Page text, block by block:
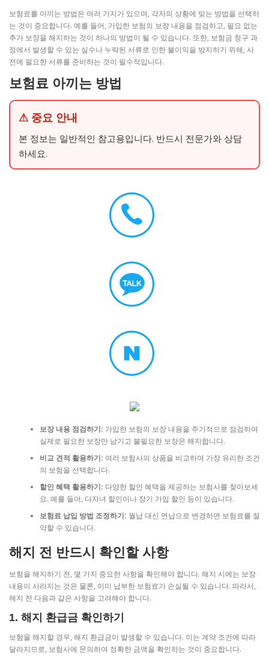
보험료를 아끼는 방법은 여러 가지가 있으며, 각자의 상황에 맞는 방법을 선택하
는 것이 중요합니다. 예를 들어, 가입한 보험의 보장 내용을 점검하고, 필요 없는
추가 보장을 해지하는 것이 하나의 방법이 될 수 있습니다. 또한, 보험금 청구 과
정에서 발생할 수 있는 실수나 누락된 서류로 인한 불이익을 방지하기 위해, 사
전에 필요한 서류를 준비하는 것이 필수적입니다.
보험료 아끼는 방법
⚠ 중요 안내
본 정보는 일반적인 참고용입니다. 반드시 전문가와 상담
하세요.
보장 내용 점검하기: 가입한 보험의 보장 내용을 주기적으로 점검하여
실제로 필요한 보장만 남기고 불필요한 보장은 해지합니다.
비교 견적 활용하기: 여러 보험사의 상품을 비교하여 가장 유리한 조건
의 보험을 선택합니다.
할인 혜택 활용하기: 다양한 할인 혜택을 제공하는 보험사를 찾아보세
요. 예를 들어, 다자녀 할인이나 장기 가입 할인 등이 있습니다.
보험료 납입 방법 조정하기: 월납 대신 연납으로 변경하면 보험료를 절
약할 수 있습니다.
해지 전 반드시 확인할 사항
보험을 해지하기 전, 몇 가지 중요한 사항을 확인해야 합니다. 해지 시에는 보장
내용이 사라지는 것은 물론, 이미 납부한 보험료가 손실될 수 있습니다. 따라서,
해지 전 다음과 같은 사항을 고려해야 합니다.
1. 해지 환급금 확인하기
보험을 해지할 경우, 해지 환급금이 발생할 수 있습니다. 이는 계약 조건에 따라
달라지므로, 보험사에 문의하여 정확한 금액을 확인하는 것이 중요합니다.